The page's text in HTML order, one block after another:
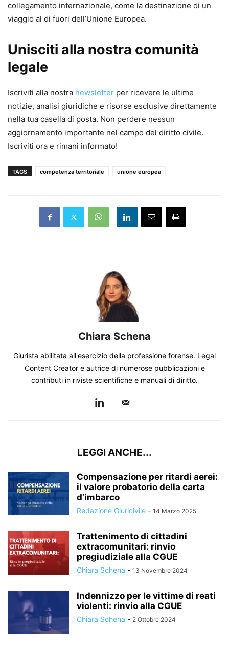
collegamento internazionale, come la destinazione di un
viaggio al di fuori dell’Unione Europea.
Unisciti alla nostra comunità
legale
Iscriviti alla nostra newsletter per ricevere le ultime
notizie, analisi giuridiche e risorse esclusive direttamente
nella tua casella di posta. Non perdere nessun
aggiornamento importante nel campo del diritto civile.
Iscriviti ora e rimani informato!
TAGS competenza territoriale unione europea
Chiara Schena
Giurista abilitata all'esercizio della professione forense. Legal
Content Creator e autrice di numerose pubblicazioni e
contributi in riviste scientifiche e manuali di diritto.
LEGGI ANCHE...
Compensazione per ritardi aerei:
il valore probatorio della carta
d’imbarco
Redazione Giuricivile - 14 Marzo 2025
Trattenimento di cittadini
extracomunitari: rinvio
pregiudiziale alla CGUE
Chiara Schena - 13 Novembre 2024
Indennizzo per le vittime di reati
violenti: rinvio alla CGUE
Chiara Schena - 2 Ottobre 2024